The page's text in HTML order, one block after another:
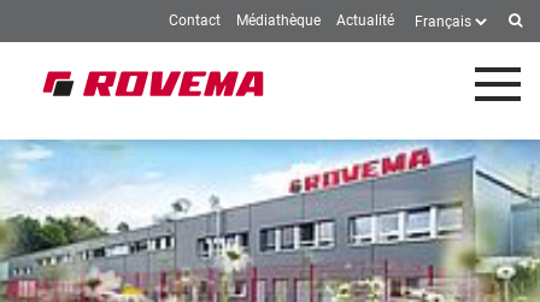
Skip to Main Content
Contact Médiathèque Actualité